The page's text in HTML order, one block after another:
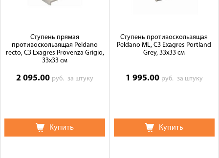
Ступень прямая
противоскользящая Peldano
recto, C3 Exagres Provenza Grigio,
33x33 см
2 095.00 руб.за штуку
Купить
Ступень противоскользящая
Peldano ML, C3 Exagres Portland
Grey, 33x33 см
1 995.00 руб. за штуку
Купить